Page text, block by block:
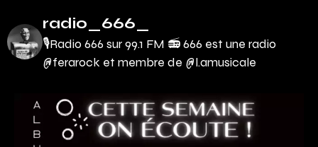
radio_666_
🎙Radio 666 sur 99.1 FM 📻666 est une radio
@ferarock et membre de @l.amusicale